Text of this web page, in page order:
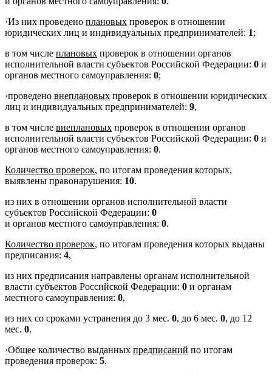
·Из них проведено плановых проверок в отношении
юридических лиц и индивидуальных предпринимателей: 1;
в том числе плановых проверок в отношении органов
исполнительной власти субъектов Российской Федерации: 0 и
органов местного самоуправления: 0;
·проведено внеплановых проверок в отношении юридических
лиц и индивидуальных предпринимателей: 9,
в том числе внеплановых проверок в отношении органов
исполнительной власти субъектов Российской Федерации: 0 и
органов местного самоуправления: 0.
Количество проверок, по итогам проведения которых,
выявлены правонарушения: 10.
из них в отношении органов исполнительной власти
субъектов Российской Федерации: 0
и органов местного самоуправления: 0.
Количество проверок, по итогам проведения которых выданы
предписания: 4,
из них предписания направлены органам исполнительной
власти субъектов Российской Федерации: 0 и органам
местного самоуправления: 0,
из них со сроками устранения до 3 мес. 0, до 6 мес. 0, до 12
мес. 0.
·Общее количество выданных предписаний по итогам
проведения проверок: 5,